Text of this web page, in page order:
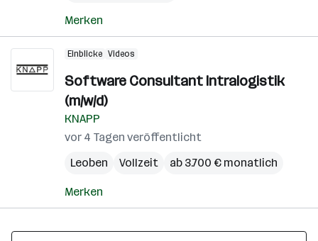
Merken
Einblicke Videos
Software Consultant Intralogistik
(m/w/d)
KNAPP
vor 4 Tagen veröffentlicht
Leoben
Vollzeit ab 3.700 € monatlich
Merken